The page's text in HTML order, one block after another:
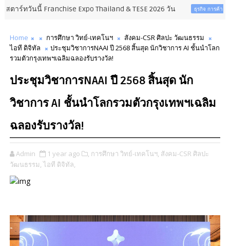
Expo Thailand & TESE 2026 วัน ธุรกิจ การค้า การลงทุน อินฟ
Home การศึกษา วิทย์-เทคโนฯ
สังคม-CSR ศิลปะ วัฒนธรรม
ไอที ดิจิทัล
ประชุมวิชาการNAAI ปี 2568 สิ้นสุด นักวิชาการ AI ชั้นนําโลก
รวมตัวกรุงเทพฯเฉลิมฉลองรับรางวัล!
ประชุมวิชาการNAAI ปี 2568 สิ้นสุด นัก
วิชาการ AI ชั้นนําโลกรวมตัวกรุงเทพฯเฉลิม
ฉลองรับรางวัล!
Admin 1 year ago ​, การศึกษา วิทย์-เทคโนฯ, สังคม-CSR ศิลปะ
วัฒนธรรม, ไอที ดิจิทัล,